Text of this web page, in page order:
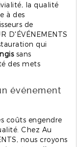
la qualité
à des
de
D'ÉVÉNEMENTS
qui
sans
des mets
événement
coûts engendre
Chez Au
nous croyons